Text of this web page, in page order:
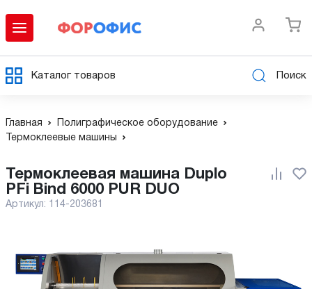
Каталог товаров Поиск
Главная
Полиграфическое оборудование
Термоклеевые машины
PFi Bind 6000 PUR DUO
Артикул: 114-203681